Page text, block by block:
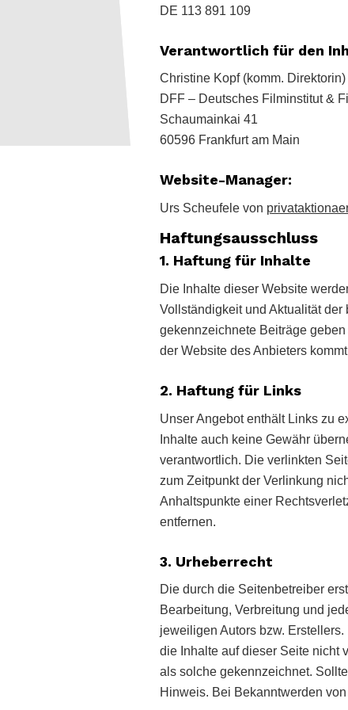
DE 113 891 109
Verantwortlich für den
Christine Kopf (komm. Direktorin)
DFF – Deutsches Filminstitut &
Schaumainkai 41
60596 Frankfurt am Main
Website-Manager:
Urs Scheufele von
Haftungsausschluss
1. Haftung für Inhalte
Die Inhalte dieser Website
Vollständigkeit und Aktualität
gekennzeichnete Beiträge
der Website des Anbieters
2. Haftung für Links
Unser Angebot enthält Links zu
Inhalte auch keine Gewähr
verantwortlich. Die verlinkten
zum Zeitpunkt der Verlinkung
Anhaltspunkte einer
entfernen.
3. Urheberrecht
Die durch die Seitenbetreiber
Bearbeitung, Verbreitung und
jeweiligen Autors bzw.
die Inhalte auf dieser Seite nicht
als solche gekennzeichnet.
Hinweis. Bei Bekanntwerden